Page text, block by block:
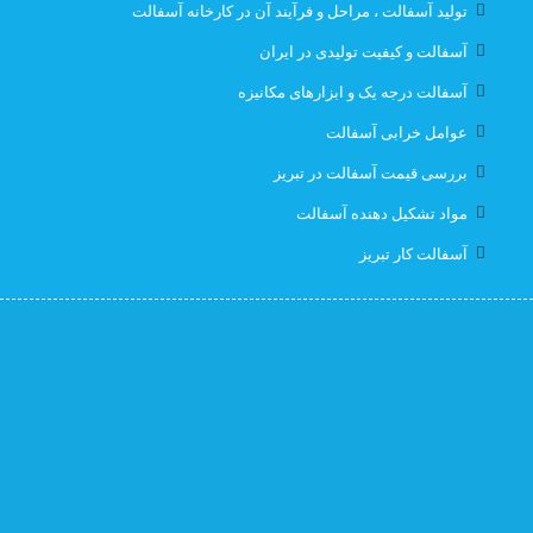
قیمت ایزوگام با نصب در تبریز
قیمت ایزوگام در تبریز قیمت بهترین ایزوگام
لیست قیمت ایزوگام در تبریز
تولید آسفالت ، مراحل و فرآیند آن در کارخانه آسفالت
آسفالت و کیفیت تولیدی در ایران
آسفالت درجه یک و ابزارهای مکانیزه
عوامل خرابی آسفالت
بررسی قیمت آسفالت در تبریز
مواد تشکیل دهنده آسفالت
آسفالت کار تبریز